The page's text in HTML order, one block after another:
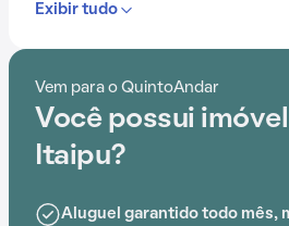
Boulevard Monti Mare e
Dentro do Edifício Itaipu, os
desfrutar de portaria 24 horas e
Exibir tudo
Vem para o QuintoAndar
Você possui
Itaipu?
Aluguel garantido todo mês,